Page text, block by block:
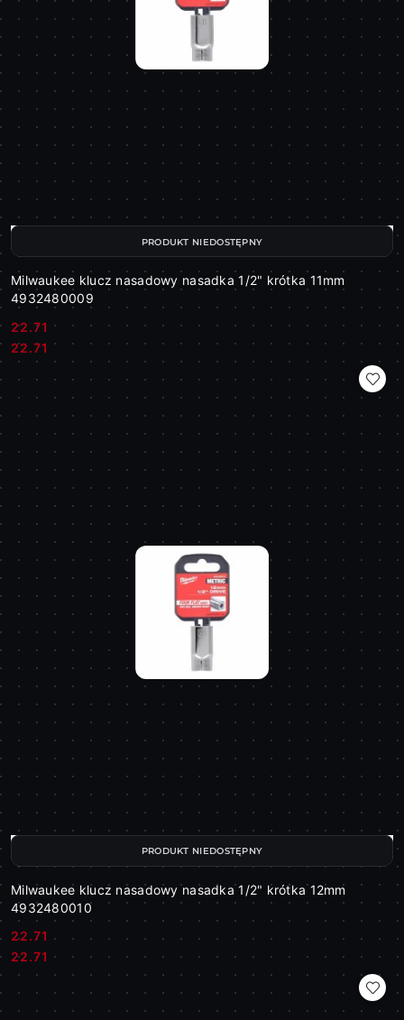
Milwaukee klucz nasadowy nasadka 1/2" krótka 11mm
4932480009
Cena:
22.71
Cena:
22.71
PRODUKT NIEDOSTĘPNY
Milwaukee klucz nasadowy nasadka 1/2" krótka 12mm
4932480010
Cena:
22.71
Cena:
22.71
PRODUKT NIEDOSTĘPNY